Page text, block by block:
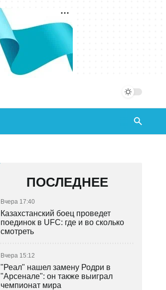
ПОСЛЕДНЕЕ
Вчера 17:40
Казахстанский боец проведет
поединок в UFC: где и во сколько
смотреть
Вчера 15:12
"Реал" нашел замену Родри в
"Арсенале": он также выиграл
чемпионат мира